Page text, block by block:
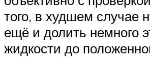
того, в худшем случае
ещё и долить немного
жидкости до